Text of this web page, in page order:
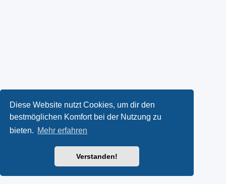
Diese Website nutzt Cookies, um dir den
bestmöglichen Komfort bei der Nutzung zu
bieten. Mehr erfahren
Verstanden!